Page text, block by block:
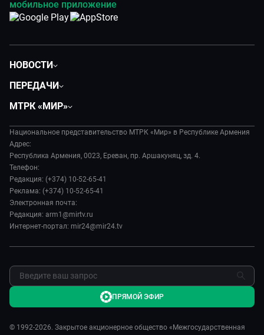
мобильное приложение
НОВОСТИ
Экономика
Происшествия
Наука и технологии
Культура
Спорт
ПЕРЕДАЧИ
Евразия. Культурно
Евразия. Регионы
Наши иностранцы
Пять причин поехать в...
Сделано в Содружестве
Я – волонтер
МТРК «МИР»
История
Руководство
Лица мира
Новости
Пресса о нас
Карьера
Национальное представительство МТРК «Мир» в Республике Армения
Адрес:
Республика Армения, 0023, Ереван, пр. Аршакуняц, зд. 4.
Телефон:
Редакция: (+374) 10-52-65-41
Реклама: (+374) 10-52-65-41
Электронная почта:
Редакция: arm1@mirtv.ru
Интернет-портал: mir24@mir24.tv
© 1992-2026. Закрытое акционерное общество «Межгосударственная
ПРЯМОЙ ЭФИР